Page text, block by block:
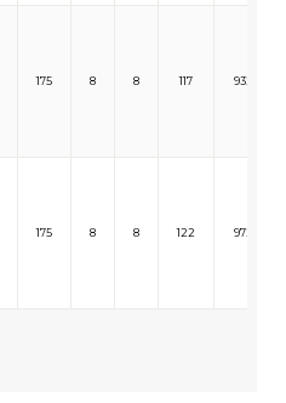
175 8 8 117 932
175 8 8 122 972